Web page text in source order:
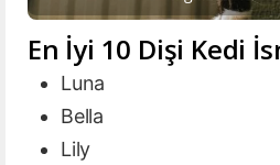
En İyi 10 Dişi Kedi
Luna
Bella
Lily